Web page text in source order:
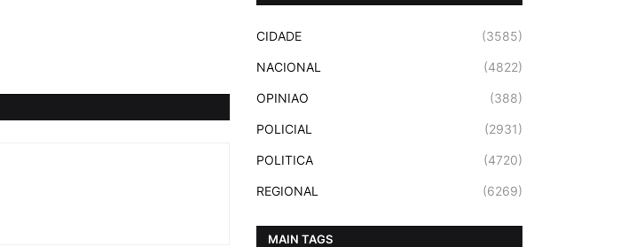
CIDADE (3585)
NACIONAL (4822)
OPINIAO (388)
POLICIAL (2931)
POLITICA (4720)
REGIONAL (6269)
MAIN TAGS